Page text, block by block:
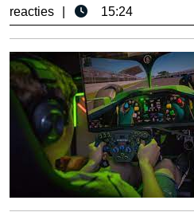
maart
2025
reacties
15:24